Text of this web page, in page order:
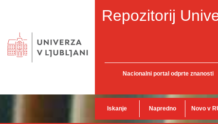
Repozitorij
Nacionalni portal odprte znanosti
Iskanje Napredno Novo v